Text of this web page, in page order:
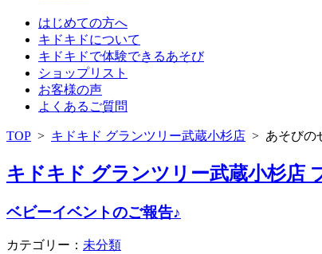
はじめての方へ
キドキドについて
キドキドで体験できるあそび
ショップリスト
お客様の声
よくあるご質問
TOP > キドキド グランツリー武蔵小杉店 > あそびの
キドキド グランツリー武蔵小杉店
ベビーイベントのご報告♪
カテゴリー： 未分類